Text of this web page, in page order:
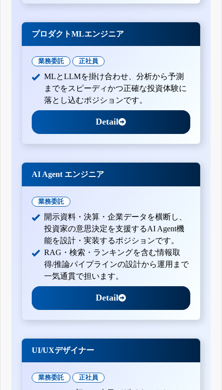
プロダクトMLエンジニア
業務委託 正社員
MLとLLMを掛け合わせ、分析から予測
までをスピーディかつ正確な投資体験に
落とし込むポジションです。
Detail
AI Agent エンジニア
業務委託
開示資料・決算・企業データを横断し、
投資家の意思決定を支援するAI Agent機
能を設計・実装するポジションです。
RAG・検索・ランキングを含む情報取
得/推論パイプラインの設計から運用まで
一気通貫で担います。
Detail
UI/UXデザイナー
業務委託 正社員